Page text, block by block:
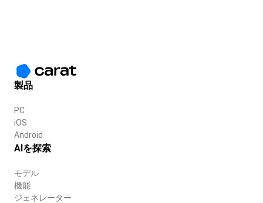
製品
PC
iOS
Android
AIを探索
モデル
機能
ジェネレーター